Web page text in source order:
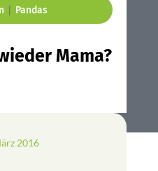
| Pandas
Mama?
2016